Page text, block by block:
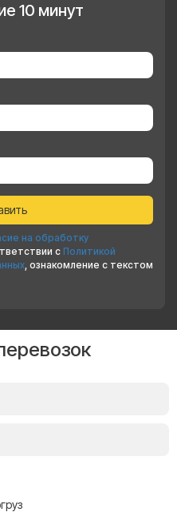
10 минут
на обработку
с Политикой
, ознакомление с текстом